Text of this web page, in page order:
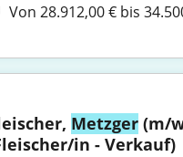
Von 28.912,00 € bis
Metzger (m/
in - Verkauf)